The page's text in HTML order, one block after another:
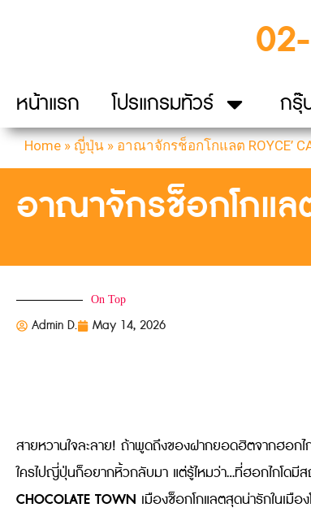
หน้าแรก โปรแกรมทัวร์ กรุ๊
Home » ญี่ปุ่น » อาณาจักรช็อกโกแลต ROYCE’
อาณาจักรช็อกโกแลต
On Top
Admin D. May 14, 2026
สายหวานใจละลาย! ถ้าพูดถึงของฝากยอดฮิตจากฮอก
ใครไปญี่ปุ่นก็อยากหิ้วกลับมา แต่รู้ไหมว่า…ที่ฮอกไกโดมีส
CHOCOLATE TOWN เมืองช็อกโกแลตสุดน่ารักในเมือ